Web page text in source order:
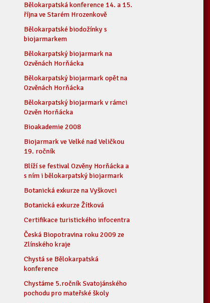
Bělokarpatská konference 14. a 15.
října ve Starém Hrozenkově
Bělokarpatské biodožínky s
biojarmarkem
Bělokarpatský biojarmark na
Ozvěnách Horňácka
Bělokarpatský biojarmark opět na
Ozvěnách Horňácka
Bělokarpatský biojarmark v rámci
Ozvěn Horňácka
Bioakademie 2008
Biojarmark ve Velké nad Veličkou
19. ročník
Blíží se festival Ozvěny Horňácka a
s ním i bělokarpatský biojarmark
Botanická exkurze na Vyškovci
Botanická exkurze Žítková
Certifikace turistického infocentra
Česká Biopotravina roku 2009 ze
Zlínského kraje
Chystá se Bělokarpatská
konference
Chystáme 5.ročník Svatojánského
pochodu pro mateřské školy